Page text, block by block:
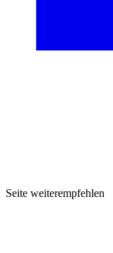
Seite weiterempfehlen